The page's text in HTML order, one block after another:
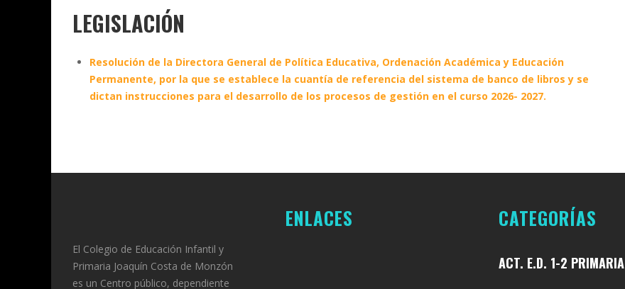
LEGISLACIÓN
Resolución de la Directora General de Política Educativa, Ordenación Académica y Educación
Permanente, por la que se establece la cuantía de referencia del sistema de banco de libros y se
dictan instrucciones para el desarrollo de los procesos de gestión en el curso 2026- 2027.
El Colegio de Educación Infantil y
Primaria Joaquín Costa de Monzón
es un Centro público, dependiente
ENLACES CATEGORÍAS
ACT. E.D. 1-2 PRIMARIA